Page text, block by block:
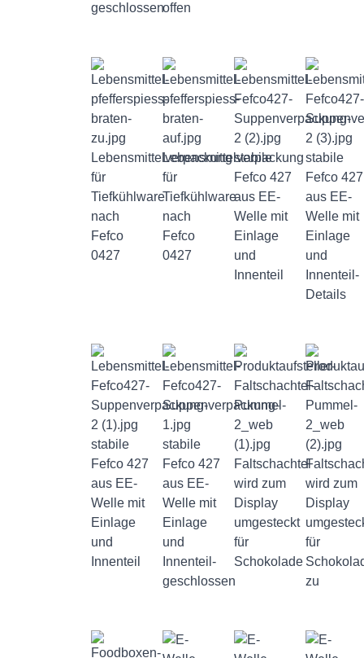
geschlossenoffen
Lebensmittelverpackung
für
Tiefkühlware
nach
Fefco
0427
Lebensmittelverpackung
für
Tiefkühlware
nach
Fefco
0427
stabile
Fefco 427
aus EE-
Welle mit
Einlage
und
Innenteil
stabile
Fefco 427
aus EE-
Welle mit
Einlage
und
Innenteil-
Details
stabile
Fefco 427
aus EE-
Welle mit
Einlage
und
Innenteil
stabile
Fefco 427
aus EE-
Welle mit
Einlage
und
Innenteil-
geschlossen
Faltschachtel
wird zum
Display
umgesteckt
für
Schokolade
wird zum
Display
für
zu